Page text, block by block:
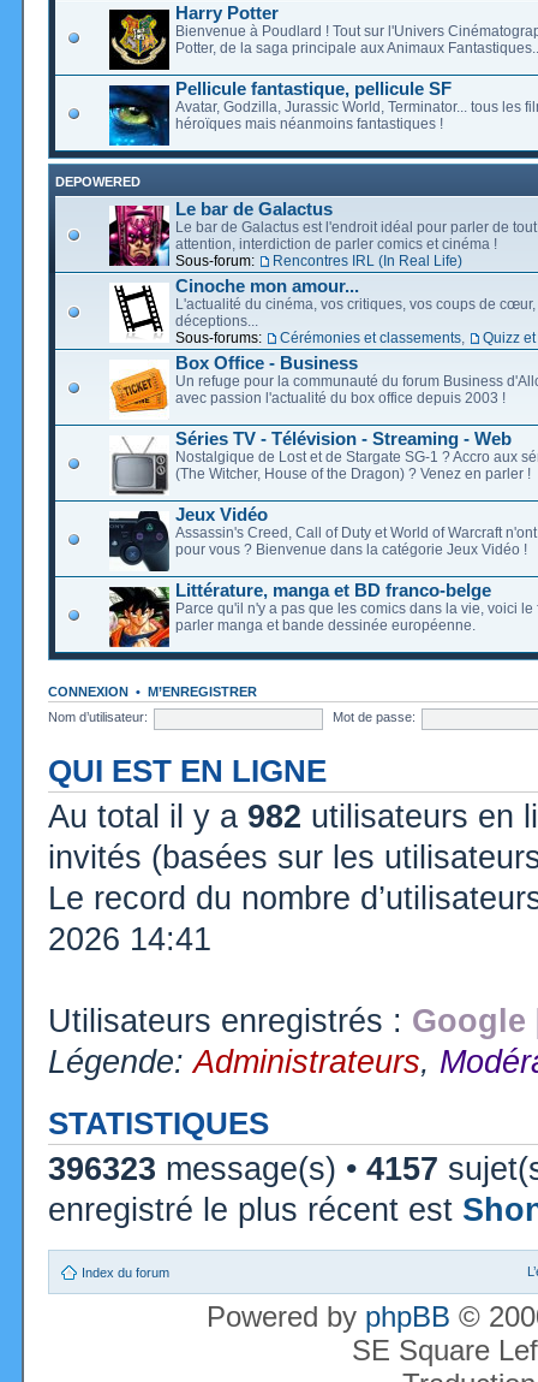
Harry Potter
Bienvenue à Poudlard ! Tout sur l'Univers
Potter, de la saga principale aux Animaux
Pellicule fantastique, pellicule SF
Avatar, Godzilla, Jurassic World, Terminator... tous les
héroïques mais néanmoins fantastiques !
DEPOWERED
Le bar de Galactus
Le bar de Galactus est l'endroit idéal pour parler de
attention, interdiction de parler comics et cinéma !
Sous-forum:
Rencontres IRL (In Real Life)
Cinoche mon amour...
L'actualité du cinéma, vos critiques, vos coups de cœur,
déceptions...
Sous-forums:
Cérémonies et classements Quizz
Box Office - Business
Un refuge pour la communauté du forum Business
avec passion l'actualité du box office depuis 2003 !
Séries TV - Télévision - Streaming - Web
Nostalgique de Lost et de Stargate SG-1 ? Accro aux
(The Witcher, House of the Dragon) ? Venez en parler !
Jeux Vidéo
Assassin's Creed, Call of Duty et World of Warcraft
pour vous ? Bienvenue dans la catégorie Jeux Vidéo !
Littérature, manga et BD franco-belge
Parce qu'il n'y a pas que les comics dans la vie, voici le
parler manga et bande dessinée européenne.
CONNEXION • M’ENREGISTRER
Nom d’utilisateur:
Mot de passe:
QUI EST EN LIGNE
Au total il y a 982 utilisateurs en
invités (basées sur les
Le record du nombre
2026 14:41
Utilisateurs enregistrés : Google
Légende:Administrateurs,
STATISTIQUES
396323 message(s) • 4157
enregistré le plus récent est
Index du forum
Powered by phpBB ©
SE Square